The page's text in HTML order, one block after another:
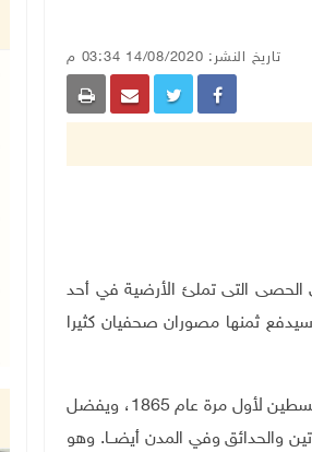
تاريخ النشر: 14/08/2020 03:34 م
أثناء لعبها في الحصى التى تملئ الأرضية في أحد
ثمنها مصوران صحفيان كثيرا
في فلسطين لأول مرة عام 1865، ويفضل
والحدائق وفي المدن أيضــا. وهو